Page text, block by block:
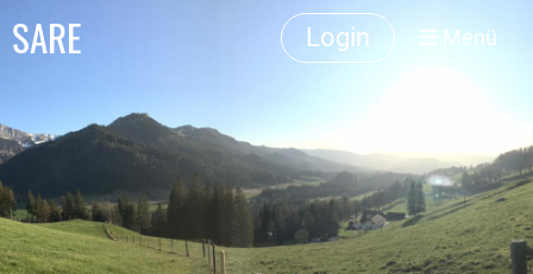
SARE Login Menü